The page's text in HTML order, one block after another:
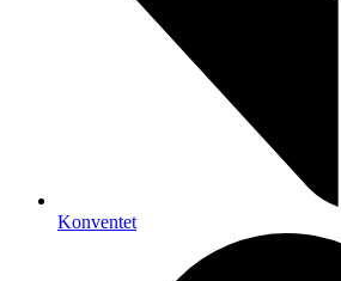
Konventet